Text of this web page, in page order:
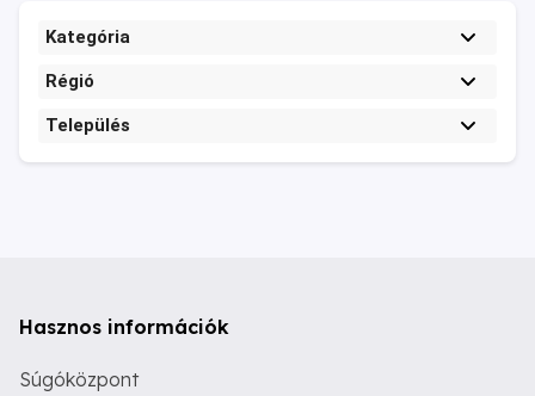
Kategória
Régió
Település
Hasznos információk
Súgóközpont